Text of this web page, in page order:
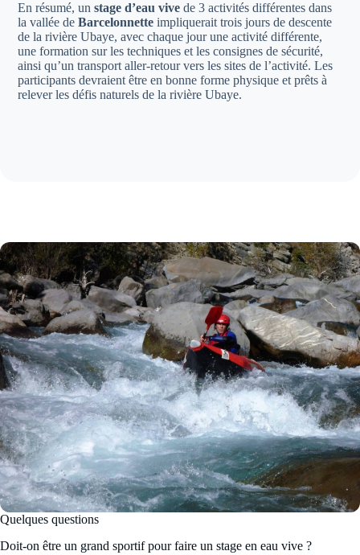
En résumé, un stage d’eau vive de 3 activités différentes dans
la vallée deBarcelonnette impliquerait trois jours de descente
de la rivière Ubaye, avec chaque jour une activité différente,
une formation sur les techniques et les consignes de sécurité,
ainsi qu’un transport aller-retour vers les sites de l’activité. Les
participants devraient être en bonne forme physique et prêts à
relever les défis naturels de la rivière Ubaye.
Quelques questions
Doit-on être un grand sportif pour faire un stage en eau vive ?